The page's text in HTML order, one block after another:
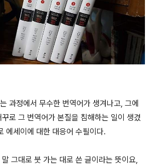
과정에서 무수한 번역어가 생겨나고, 그에
로 그 번역어가 본질을 침해하는 일이 생겼
에세이에 대한 대응어 수필이다.
그대로 붓 가는 대로 쓴 글이라는 뜻이요,